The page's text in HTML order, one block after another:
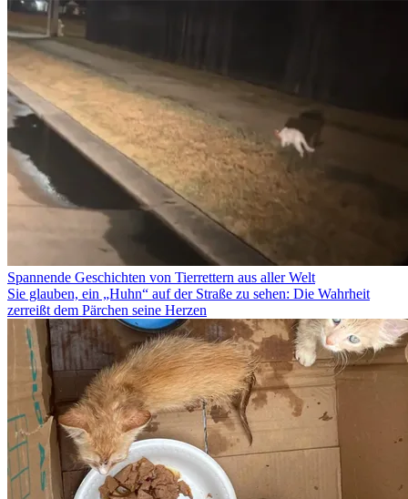
Spannende Geschichten von Tierrettern aus aller Welt
Sie glauben, ein „Huhn“ auf der Straße zu sehen: Die Wahrheit
zerreißt dem Pärchen seine Herzen